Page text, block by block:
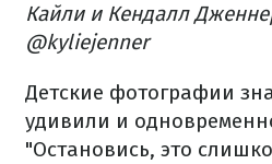
Кайли и Кендалл
@kyliejenner
Детские фотографии
удивили и
"Остановись, это